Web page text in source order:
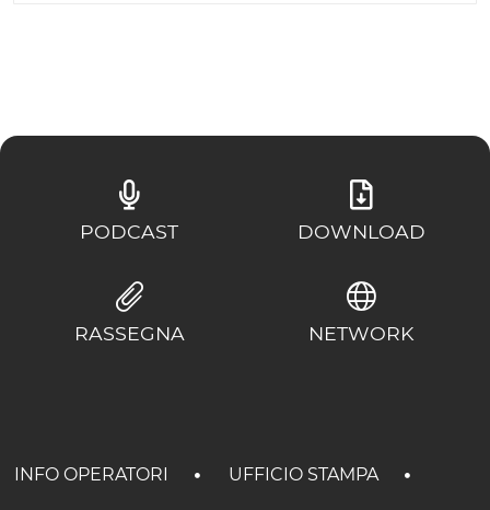
PODCAST DOWNLOAD
RASSEGNA NETWORK
INFO OPERATORI UFFICIO STAMPA